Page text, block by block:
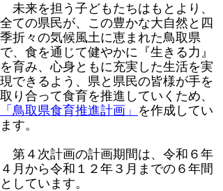
未来を担う子どもたちはもとより、
全ての県民が、この豊かな大自然と四
季折々の気候風土に恵まれた鳥取県
で、食を通じて健やかに『生きる力』
を育み、心身ともに充実した生活を実
現できるよう、県と県民の皆様が手を
取り合って食育を推進していくため、
「鳥取県食育推進計画」 を作成してい
ます。
第４次計画の計画期間は、令和６年
４月から令和１２年３月までの６年間
としています。